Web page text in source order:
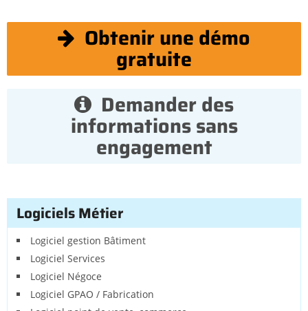
Obtenir une démo
gratuite
Demander des
informations sans
engagement
Logiciels Métier
Logiciel gestion Bâtiment
Logiciel Services
Logiciel Négoce
Logiciel GPAO / Fabrication